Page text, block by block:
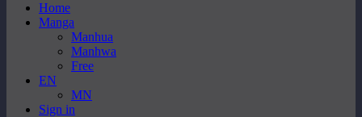
Home
Manga
Manhua
Manhwa
Free
EN
MN
Sign in